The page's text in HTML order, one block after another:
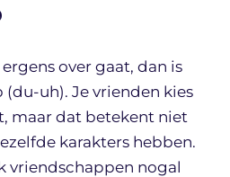
over gaat, dan is
uh). Je vrienden kies
maar dat betekent niet
karakters hebben.
vriendschappen nogal